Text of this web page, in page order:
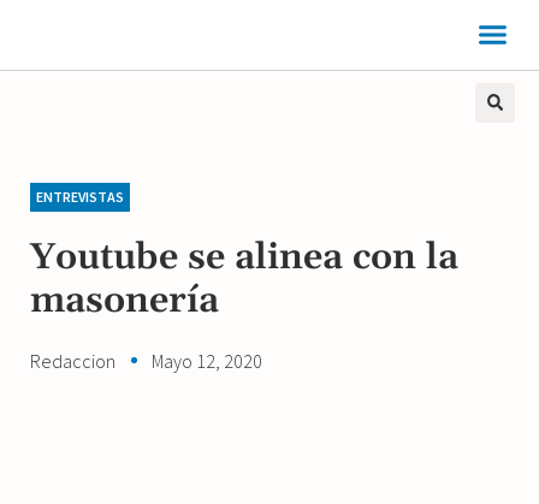
ENTREVISTAS
Youtube se alinea con la
masonería
Redaccion Mayo 12, 2020